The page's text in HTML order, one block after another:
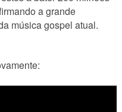
a grande
música gospel atual.